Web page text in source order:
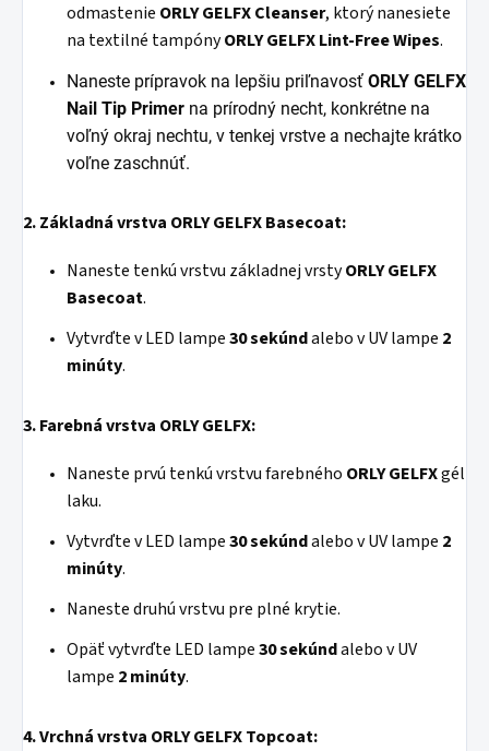
odmastenie ORLY GELFX Cleanser, ktorý nanesiete
na textilné tampónyORLYGELFX Lint-Free Wipes.
Naneste prípravok na lepšiu priľnavosť ORLY GELFX
Nail Tip Primer na prírodný necht, konkrétne na
voľný okraj nechtu, v tenkej vrstve a nechajte krátko
voľne zaschnúť.
2. Základná vrstva ORLY GELFX Basecoat:
Naneste tenkú vrstvu základnej vrstyORLY GELFX
Basecoat.
Vytvrďte v LED lampe30 sekúndalebo v UV lampe 2
minúty.
3. Farebná vrstva ORLY GELFX:
Naneste prvú tenkú vrstvu farebného ORLY GELFXgél
laku.
Vytvrďte v LED lampe30 sekúndalebo v UV lampe 2
minúty.
Naneste druhú vrstvu pre plné krytie.
Opäť vytvrďte LED lampe30 sekúndalebo v UV
lampe 2 minúty.
4.Vrchná vrstva ORLY GELFX Topcoat: